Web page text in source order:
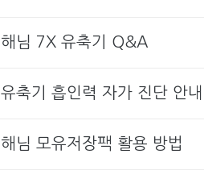
해님 7X 유축기 Q&A
유축기 흡인력 자가 진단 안내
해님 모유저장팩 활용 방법